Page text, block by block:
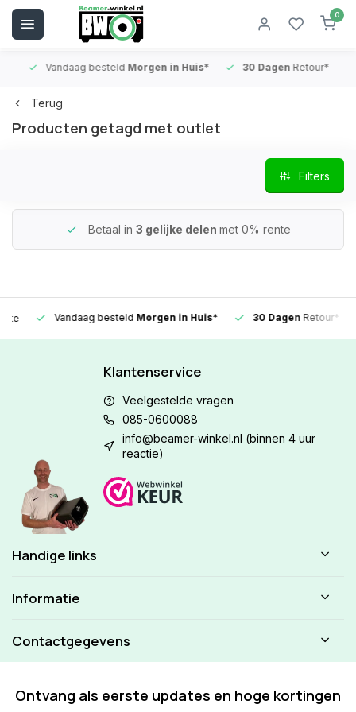
0
Vandaag besteldMorgen in Huis* 30 DagenRetour*
Terug
Producten getagd met outlet
Filters
Betaal in 3 gelijke delen met 0% rente
Vandaag besteldMorgen in Huis* 30 DagenRetour*
Klantenservice
Veelgestelde vragen
085-0600088
info@beamer-winkel.nl (binnen 4 uur
reactie)
Handige links
Informatie
Contactgegevens
Ontvang als eerste updates en hoge kortingen